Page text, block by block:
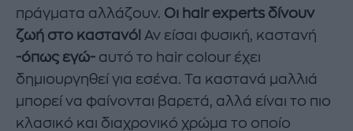
πράγματα αλλάζουν. Οι hair experts δίνουν
ζωή στο καστανό! Αν είσαι φυσική, καστανή
-όπως εγώ- αυτό το hair colour έχει
δημιουργηθεί για εσένα. Τα καστανά μαλλιά
μπορεί να φαίνονται βαρετά, αλλά είναι το πιο
κλασικό και διαχρονικό χρώμα το οποίο